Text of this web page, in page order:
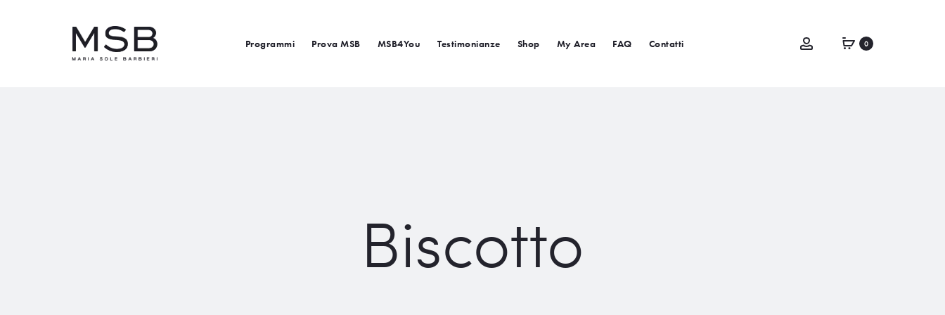
Programmi Prova MSB MSB4You Testimonianze Shop My Area FAQ Contatti 0
Biscotto